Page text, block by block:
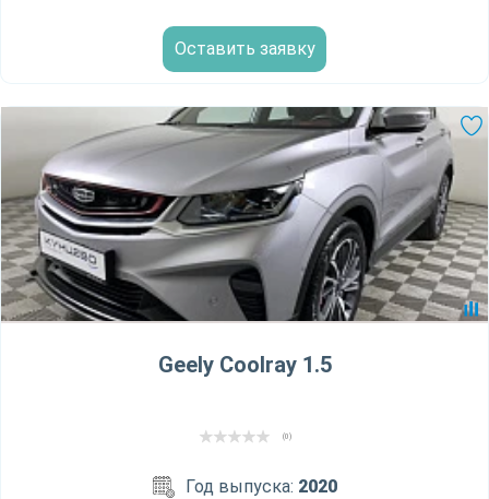
Оставить заявку
Geely Coolray 1.5
(0)
Год выпуска: 2020